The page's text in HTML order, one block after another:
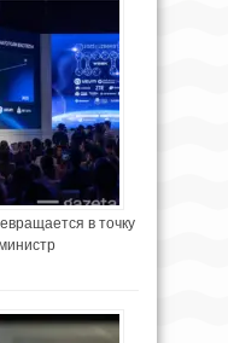
в точку